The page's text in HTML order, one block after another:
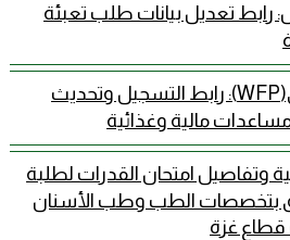
رابط تعديل بيانات طلب تعبئة
برنامج الغذاء العالمي(WFP): رابط التسجيل وتحديث
مالية وغذائية
وتفاصيل امتحان القدرات لطلبة
بتخصصات الطب وطب الأسنان
قطاع غزة